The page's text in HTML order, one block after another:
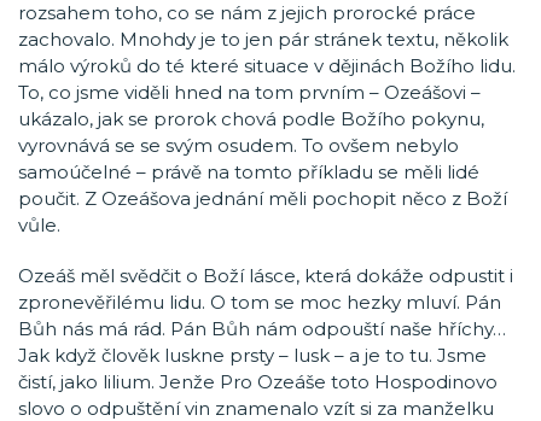
rozsahem toho, co se nám z jejich prorocké práce
zachovalo. Mnohdy je to jen pár stránek textu, několik
málo výroků do té které situace v dějinách Božího lidu.
To, co jsme viděli hned na tom prvním – Ozeášovi –
ukázalo, jak se prorok chová podle Božího pokynu,
vyrovnává se se svým osudem. To ovšem nebylo
samoúčelné – právě na tomto příkladu se měli lidé
poučit. Z Ozeášova jednání měli pochopit něco z Boží
vůle.
Ozeáš měl svědčit o Boží lásce, která dokáže odpustit i
zpronevěřilému lidu. O tom se moc hezky mluví. Pán
Bůh nás má rád. Pán Bůh nám odpouští naše hříchy…
Jak když člověk luskne prsty – lusk – a je to tu. Jsme
čistí, jako lilium. Jenže Pro Ozeáše toto Hospodinovo
slovo o odpuštění vin znamenalo vzít si za manželku